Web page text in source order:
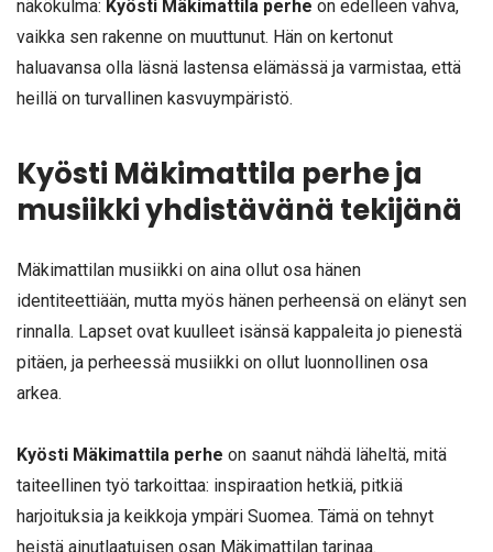
näkökulma: Kyösti Mäkimattila perhe on edelleen vahva,
vaikka sen rakenne on muuttunut. Hän on kertonut
haluavansa olla läsnä lastensa elämässä ja varmistaa, että
heillä on turvallinen kasvuympäristö.
Kyösti Mäkimattila perhe ja
musiikki yhdistävänä tekijänä
Mäkimattilan musiikki on aina ollut osa hänen
identiteettiään, mutta myös hänen perheensä on elänyt sen
rinnalla. Lapset ovat kuulleet isänsä kappaleita jo pienestä
pitäen, ja perheessä musiikki on ollut luonnollinen osa
arkea.
Kyösti Mäkimattila perhe on saanut nähdä läheltä, mitä
taiteellinen työ tarkoittaa: inspiraation hetkiä, pitkiä
harjoituksia ja keikkoja ympäri Suomea. Tämä on tehnyt
heistä ainutlaatuisen osan Mäkimattilan tarinaa.